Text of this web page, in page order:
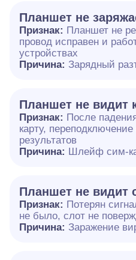
Планшет не
Признак: Планшет не
провод исправен и
устройствах
Причина: Зарядный
Планшет не видит
Признак: После
карту,
результатов
Причина: Шлейф сим-
Планшет не видит
Признак: Потерян
не было, слот не
Причина: Заражение